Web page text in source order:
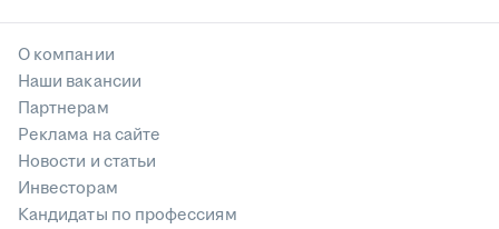
О компании
Наши вакансии
Партнерам
Реклама на сайте
Новости и статьи
Инвесторам
Кандидаты по профессиям